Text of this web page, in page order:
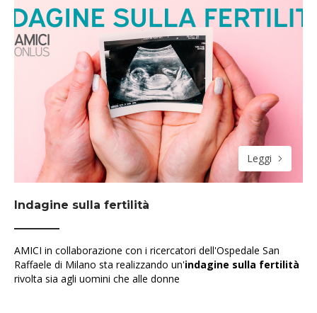
Leggi
Indagine sulla fertilità
AMICI in collaborazione con i ricercatori dell'Ospedale San
Raffaele di Milano sta realizzando un'indagine sulla fertilità
rivolta sia agli uomini che alle donne